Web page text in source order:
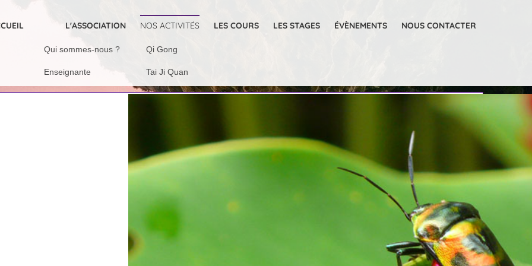
L'ASSOCIATION
Qui sommes-nous ?
Enseignante
NOS ACTIVITÉS
Qi Gong
Tai Ji Quan
LES COURS LES STAGES ÉVÈNEMENTS NOUS CONTACTER